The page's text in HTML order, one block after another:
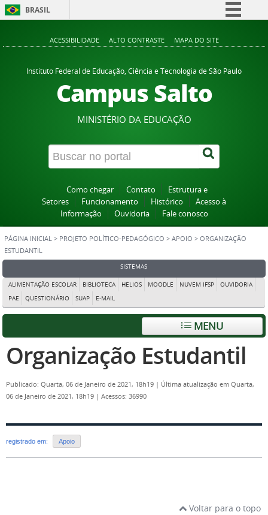
BRASIL
Comunica BR
Participe
Acesso à informação
Canais
ACESSIBILIDADE ALTO CONTRASTE MAPA DO SITE
Instituto Federal de Educação, Ciência e Tecnologia de São Paulo
Campus Salto
MINISTÉRIO DA EDUCAÇÃO
Como chegar Contato
Estrutura e
Setores
Funcionamento Histórico
Acesso à
Informação
Ouvidoria Fale conosco
PÁGINA INICIAL > PROJETO POLÍTICO-PEDAGÓGICO > APOIO > ORGANIZAÇÃO
ESTUDANTIL
SISTEMAS
ALIMENTAÇÃO ESCOLAR BIBLIOTECA HELIOS MOODLE NUVEM IFSP
OUVIDORIA
PAE
QUESTIONÁRIO SUAP E-MAIL
MENU
Organização Estudantil
Publicado: Quarta, 06 de Janeiro de 2021, 18h19 | Última atualização em Quarta,
06 de Janeiro de 2021, 18h19 | Acessos: 36990
registrado em: Apoio
Voltar para o topo